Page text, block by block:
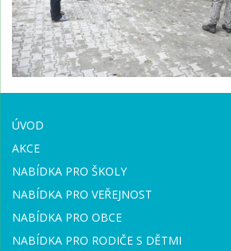
ÚVOD
AKCE
NABÍDKA PRO ŠKOLY
NABÍDKA PRO VEŘEJNOST
NABÍDKA PRO OBCE
NABÍDKA PRO RODIČE S DĚTMI